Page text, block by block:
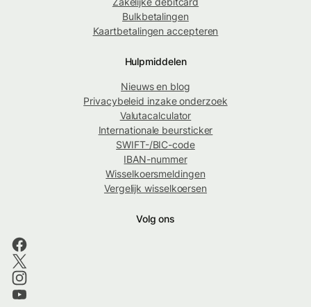
Bulkbetalingen
Kaartbetalingen accepteren
Hulpmiddelen
Nieuws en blog
Privacybeleid inzake onderzoek
Valutacalculator
Internationale beursticker
SWIFT-/BIC-code
IBAN-nummer
Wisselkoersmeldingen
Vergelijk wisselkoersen
Volg ons